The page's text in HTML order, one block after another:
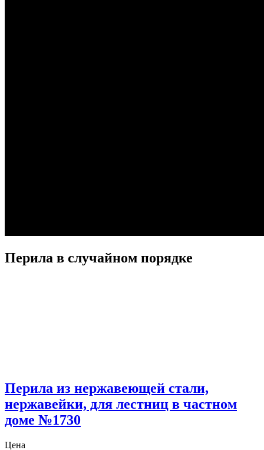
Перила в случайном порядке
Перила из нержавеющей стали,
нержавейки, для лестниц в частном
доме №1730
Цена